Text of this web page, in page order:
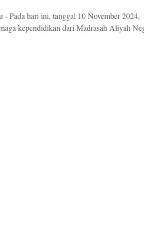
Pada hari ini, tanggal 10 November 2024,
kependidikan dari Madrasah Aliyah